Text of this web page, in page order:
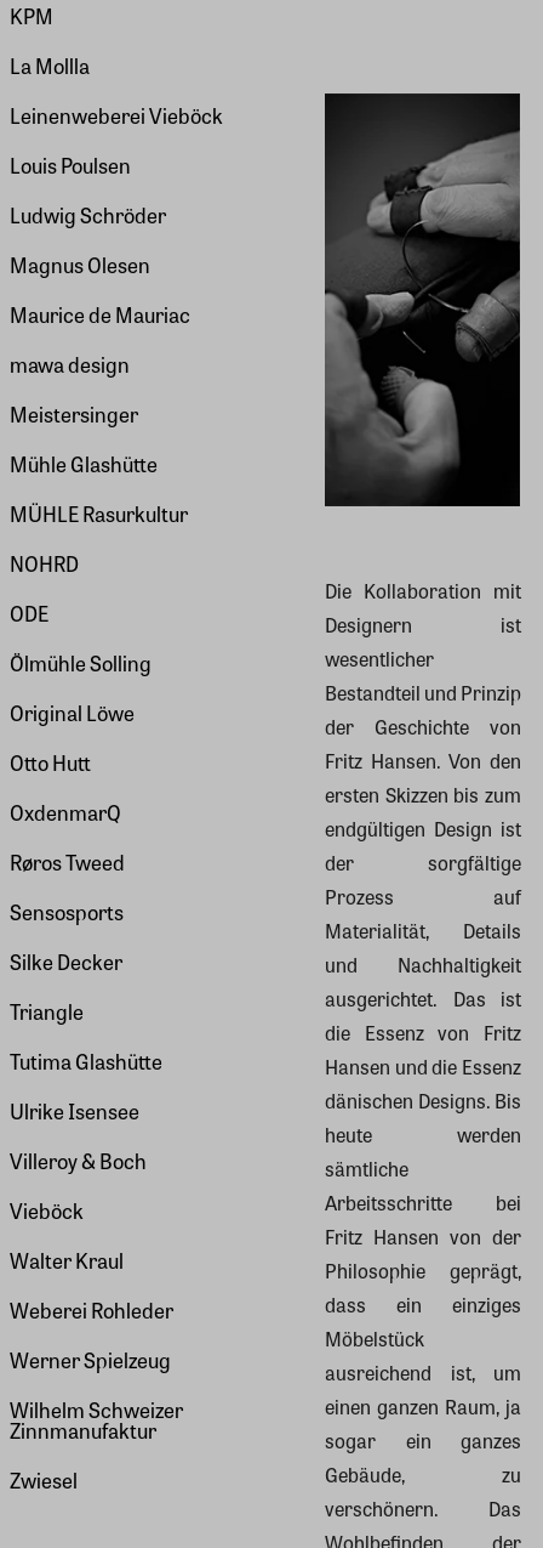
KPM
La Mollla
Leinenweberei Vieböck
Louis Poulsen
Ludwig Schröder
Magnus Olesen
Maurice de Mauriac
mawa design
Meistersinger
Mühle Glashütte
MÜHLE Rasurkultur
NOHRD
ODE
Ölmühle Solling
Original Löwe
Otto Hutt
OxdenmarQ
Røros Tweed
Sensosports
Silke Decker
Triangle
Tutima Glashütte
Ulrike Isensee
Villeroy & Boch
Vieböck
Walter Kraul
Weberei Rohleder
Werner Spielzeug
Wilhelm Schweizer
Zinnmanufaktur
Zwiesel
Die Kollaboration mit
Designern ist
wesentlicher
Bestandteil und Prinzip
der Geschichte von
Fritz Hansen. Von den
ersten Skizzen bis zum
endgültigen Design ist
der sorgfältige
Prozess auf
Materialität, Details
und Nachhaltigkeit
ausgerichtet. Das ist
die Essenz von Fritz
Hansen und die Essenz
dänischen Designs. Bis
heute werden
sämtliche
Arbeitsschritte bei
Fritz Hansen von der
Philosophie geprägt,
dass ein einziges
Möbelstück
ausreichend ist, um
einen ganzen Raum, ja
sogar ein ganzes
Gebäude, zu
verschönern. Das
Wohlbefinden der